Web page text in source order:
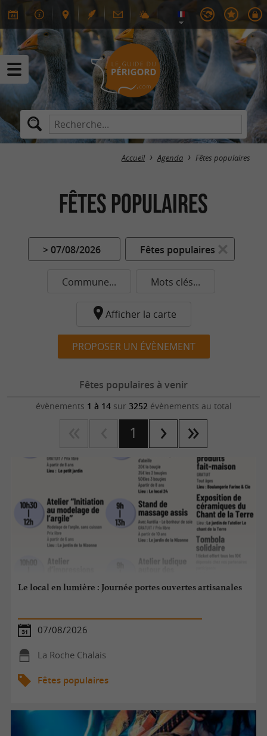
Accueil Agenda Fêtes populaires
Fêtes populaires
> 07/08/2026 Fêtes populaires
Commune... Mots clés...
Afficher la carte
PROPOSER UN ÉVÈNEMENT
Fêtes populaires à venir
évènements 1 à 14sur 3252évènements au total
1
Le local en lumière : Journée portes ouvertes artisanales
07/08/2026
La Roche Chalais
Fêtes populaires